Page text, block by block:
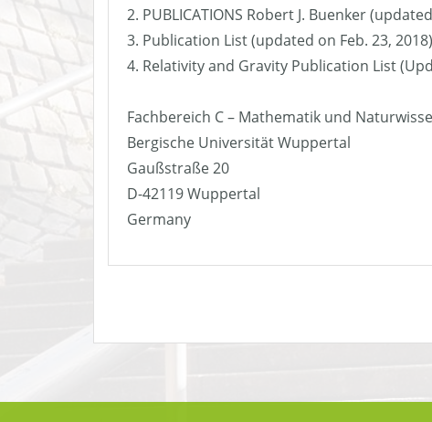
2. PUBLICATIONS Robert J. Buenker
3. Publication List (updated on Feb. 23,
4. Relativity and Gravity Publication List
Fachbereich C – Mathematik und
Bergische Universität Wuppertal
Gaußstraße 20
D-42119 Wuppertal
Germany